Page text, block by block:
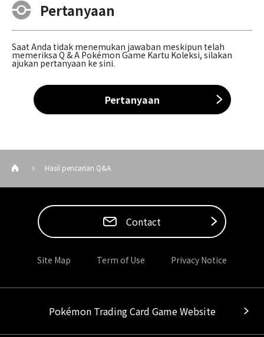
Pertanyaan
Saat Anda tidak menemukan jawaban meskipun telah
memeriksa Q & A Pokémon Game Kartu Koleksi, silakan
ajukan pertanyaan ke sini.
Pertanyaan
Hasil pencarian Q&A
Contact
Site Map Term of Use Privacy Notice
Pokémon Trading Card Game Website